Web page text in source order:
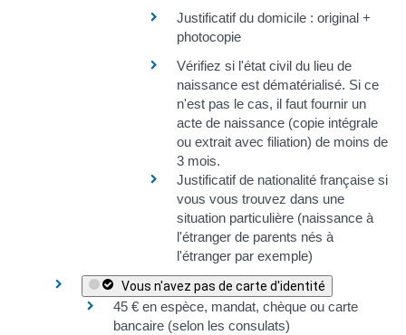
Justificatif du domicile : original +
photocopie
Vérifiez si l'état civil du lieu de
naissance est dématérialisé. Si ce
n'est pas le cas, il faut fournir un
acte de naissance (copie intégrale
ou extrait avec filiation) de moins de
3 mois.
Justificatif de nationalité française si
vous vous trouvez dans une
situation particulière (naissance à
l'étranger de parents nés à
l'étranger par exemple)
Vous n'avez pas de carte d'identité
45 € en espèce, mandat, chèque ou carte
bancaire (selon les consulats)